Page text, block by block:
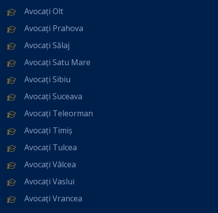
Avocați Olt
Avocați Prahova
Avocați Sălaj
Avocați Satu Mare
Avocați Sibiu
Avocați Suceava
Avocați Teleorman
Avocați Timiș
Avocați Tulcea
Avocați Vâlcea
Avocați Vaslui
Avocați Vrancea